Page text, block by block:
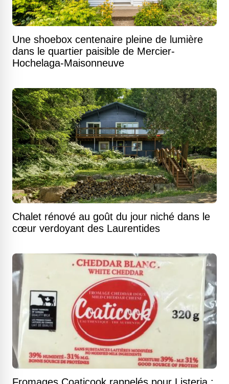
Une shoebox centenaire pleine de lumière
dans le quartier paisible de Mercier-
Hochelaga-Maisonneuve
Chalet rénové au goût du jour niché dans le
cœur verdoyant des Laurentides